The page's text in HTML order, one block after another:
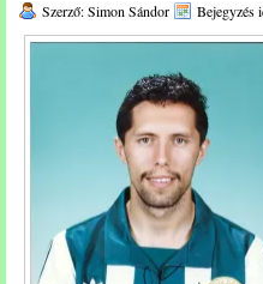
Szerző: Simon Sándor Bejegyzés